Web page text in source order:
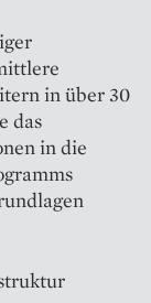
in über 30
das
in die